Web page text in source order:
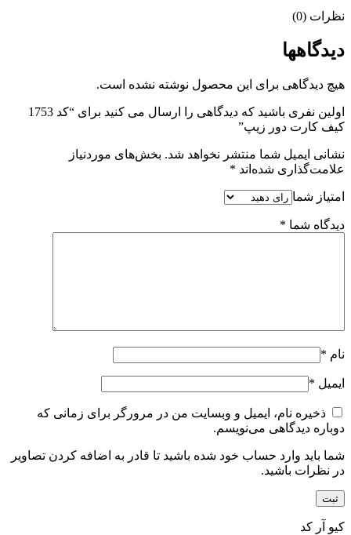
نظرات (0)
دیدگاهها
هیچ دیدگاهی برای این محصول نوشته نشده است.
اولین نفری باشید که دیدگاهی را ارسال می کنید برای “کد 1753
کیف کارت دور زیپ”
نشانی ایمیل شما منتشر نخواهد شد. بخش‌های موردنیاز
علامت‌گذاری شده‌اند *
امتیاز شما
دیدگاه شما *
نام *
ایمیل *
ذخیره نام، ایمیل و وبسایت من در مرورگر برای زمانی که
دوباره دیدگاهی می‌نویسم.
شما باید وارد حساب خود شده باشید تا قادر به اضافه کردن تصاویر
در نظرات باشید.
کیو آر کد